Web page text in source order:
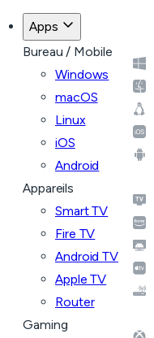
Apps
Bureau / Mobile
Windows
macOS
Linux
iOS
Android
Appareils
Smart TV
Fire TV
Android TV
Apple TV
Router
Gaming